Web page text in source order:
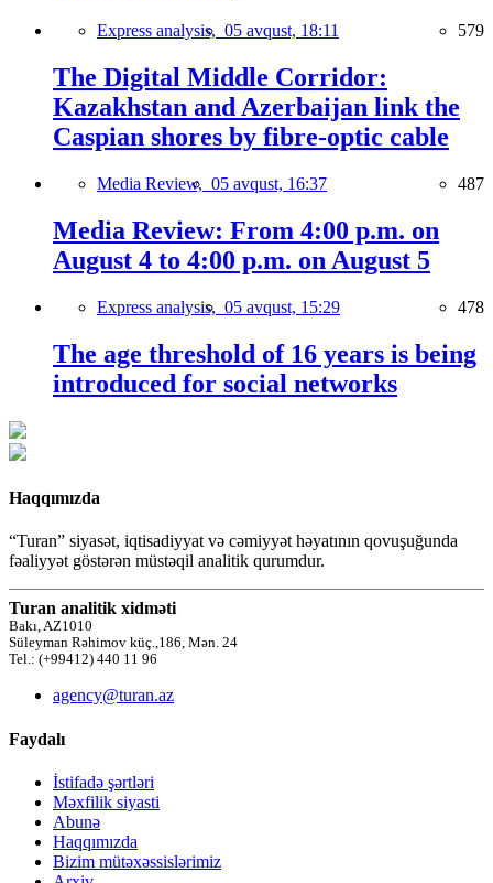
Express analysis, 05 avqust, 18:11 579
The Digital Middle Corridor:
Kazakhstan and Azerbaijan link the
Caspian shores by fibre-optic cable
Media Review, 05 avqust, 16:37 487
Media Review: From 4:00 p.m. on
August 4 to 4:00 p.m. on August 5
Express analysis, 05 avqust, 15:29 478
The age threshold of 16 years is being
introduced for social networks
Haqqımızda
“Turan” siyasət, iqtisadiyyat və cəmiyyət həyatının qovuşuğunda
fəaliyyət göstərən müstəqil analitik qurumdur.
Turan analitik xidməti
Bakı, AZ1010
Süleyman Rəhimov küç.,186, Mən. 24
Tel.: (+99412) 440 11 96
agency@turan.az
Faydalı
İstifadə şərtləri
Məxfilik siyasti
Abunə
Haqqımızda
Bizim mütəxəssislərimiz